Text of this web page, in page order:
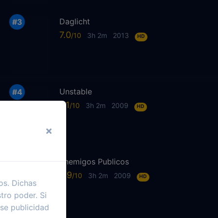
Daglicht
7.0 3h 2m 2013 HD
Unstable
6.1 3h 2m 2009 HD
Enemigos Publicos
6.9 3h 2m 2009 HD
Dichas
poder. Si
publicidad